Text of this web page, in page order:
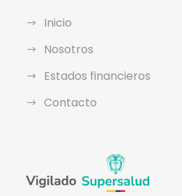
Inicio
Nosotros
Estados financieros
Contacto